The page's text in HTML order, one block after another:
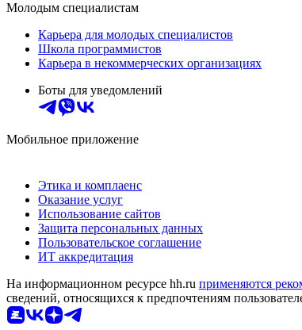
Молодым специалистам
Карьера для молодых специалистов
Школа программистов
Карьера в некоммерческих организациях
Боты для уведомлений
Мобильное приложение
Этика и комплаенс
Оказание услуг
Использование сайтов
Защита персональных данных
Пользовательское соглашение
ИТ аккредитация
На информационном ресурсе hh.ru применяются
сведений, относящихся к предпочтениям